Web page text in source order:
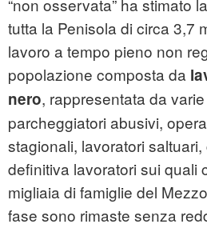
“non osservata” ha stimato
tutta la Penisola di circa 3,7
lavoro a tempo pieno non
popolazione composta da
nero, rappresentata da
parcheggiatori abusivi,
stagionali, lavoratori
definitiva lavoratori sui quali
migliaia di famiglie del
fase sono rimaste senza